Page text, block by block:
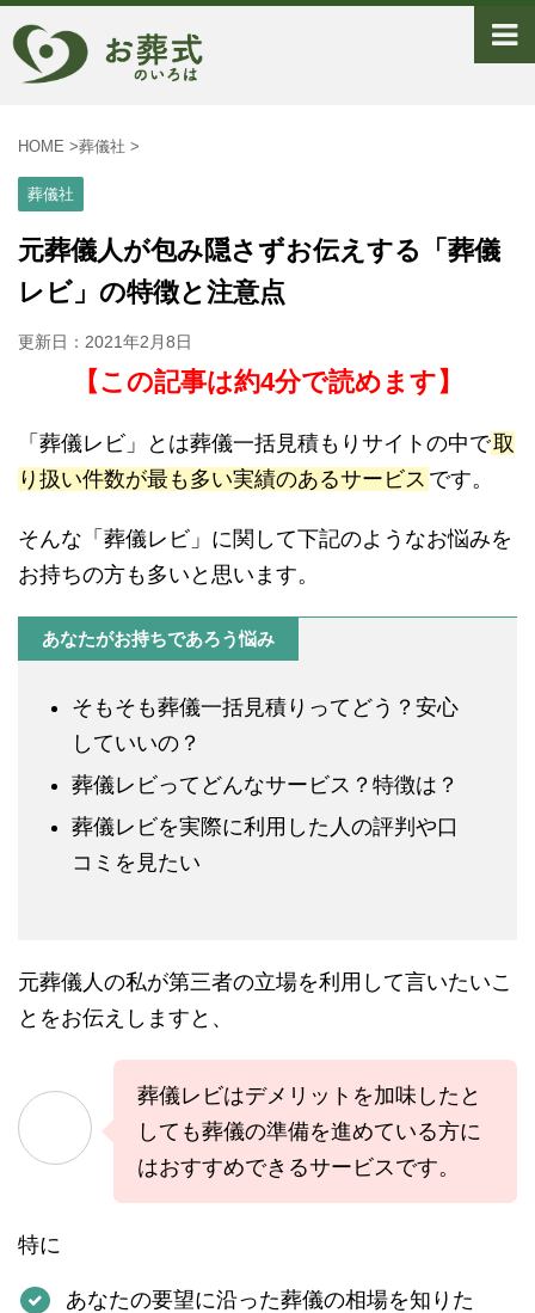
HOME >葬儀社 >
葬儀社
元葬儀人が包み隠さずお伝えする「葬儀
レビ」の特徴と注意点
更新日： 2021年2月8日
【この記事は約4分で読めます】
「葬儀レビ」とは葬儀一括見積もりサイトの中で取
り扱い件数が最も多い実績のあるサービス です。
そんな「葬儀レビ」に関して下記のようなお悩みを
お持ちの方も多いと思います。
あなたがお持ちであろう悩み
そもそも葬儀一括見積りってどう？安心
していいの？
葬儀レビってどんなサービス？特徴は？
葬儀レビを実際に利用した人の評判や口
コミを見たい
元葬儀人の私が第三者の立場を利用して言いたいこ
とをお伝えしますと、
葬儀レビはデメリットを加味したと
しても葬儀の準備を進めている方に
はおすすめできるサービスです。
特に
あなたの要望に沿った葬儀の相場を知りた